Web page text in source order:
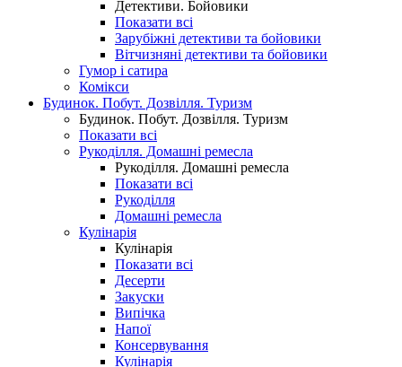
Детективи. Бойовики
Показати всі
Зарубіжні детективи та бойовики
Вітчизняні детективи та бойовики
Гумор і сатира
Комікси
Будинок. Побут. Дозвілля. Туризм
Будинок. Побут. Дозвілля. Туризм
Показати всі
Рукоділля. Домашні ремесла
Рукоділля. Домашні ремесла
Показати всі
Рукоділля
Домашні ремесла
Кулінарія
Кулінарія
Показати всі
Десерти
Закуски
Випічка
Напої
Консервування
Кулінарія